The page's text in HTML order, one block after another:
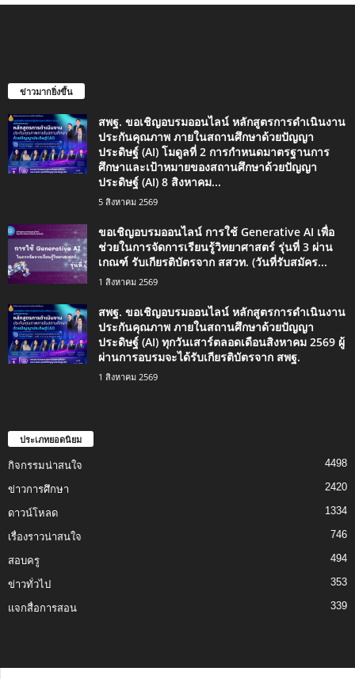
ข่าวมากยิ่งขึ้น
สพฐ. ขอเชิญอบรมออนไลน์ หลักสูตรการดำเนินงาน
ประกันคุณภาพ ภายในสถานศึกษาด้วยปัญญา
ประดิษฐ์ (AI) โมดูลที่ 2 การกำหนดมาตรฐานการ
ศึกษาและเป้าหมายของสถานศึกษาด้วยปัญญา
ประดิษฐ์ (AI) 8 สิงหาคม...
5 สิงหาคม 2569
ขอเชิญอบรมออนไลน์ การใช้ Generative AI เพื่อ
ช่วยในการจัดการเรียนรู้วิทยาศาสตร์ รุ่นที่ 3 ผ่าน
เกณฑ์ รับเกียรติบัตรจาก สสวท. (วันที่รับสมัคร...
1 สิงหาคม 2569
สพฐ. ขอเชิญอบรมออนไลน์ หลักสูตรการดำเนินงาน
ประกันคุณภาพ ภายในสถานศึกษาด้วยปัญญา
ประดิษฐ์ (AI) ทุกวันเสาร์ตลอดเดือนสิงหาคม 2569 ผู้
ผ่านการอบรมจะได้รับเกียรติบัตรจาก สพฐ.
1 สิงหาคม 2569
ประเภทยอดนิยม
กิจกรรมน่าสนใจ 4498
ข่าวการศึกษา 2420
ดาวน์โหลด 1334
เรื่องราวน่าสนใจ 746
สอบครู 494
ข่าวทั่วไป 353
แจกสื่อการสอน 339